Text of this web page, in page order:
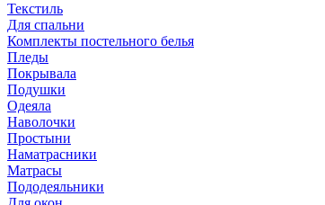
Текстиль
Для спальни
Комплекты постельного белья
Пледы
Покрывала
Подушки
Одеяла
Наволочки
Простыни
Наматрасники
Матрасы
Пододеяльники